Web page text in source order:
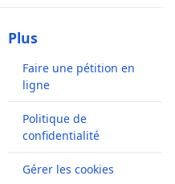
Plus
Faire une pétition en
ligne
Politique de
confidentialité
Gérer les cookies